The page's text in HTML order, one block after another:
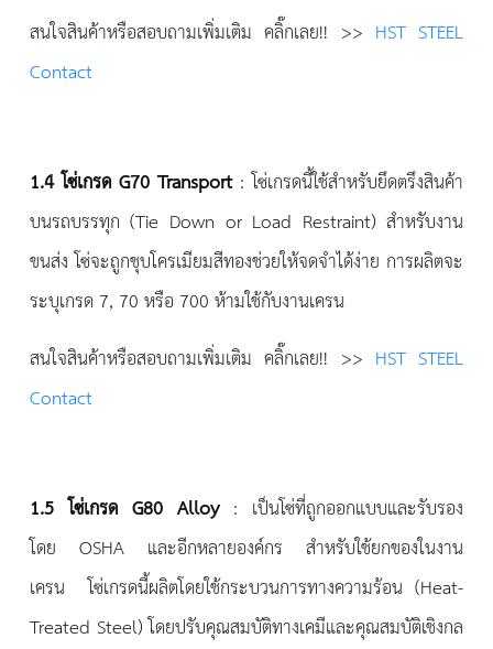
สนใจสินค้าหรือสอบถามเพิ่มเติม คลิ๊กเลย!! >> HST STEEL
Contact
1.4โซ่เกรดG70Transport: โซ่เกรดนี้ใช้สำหรับยึดตรึงสินค้า
บนรถบรรทุก (Tie Down or Load Restraint) สำหรับงาน
ขนส่ง โซ่จะถูกชุบโครเมียมสีทองช่วยให้จดจำได้ง่าย การผลิตจะ
ระบุเกรด 7, 70 หรือ 700 ห้ามใช้กับงานเครน
สนใจสินค้าหรือสอบถามเพิ่มเติม คลิ๊กเลย!! >> HST STEEL
Contact
1.5โซ่เกรดG80Alloy: เป็นโซ่ที่ถูกออกแบบและรับรอง
โดย OSHA และอีกหลายองค์กร สำหรับใช้ยกของในงาน
เครน โซ่เกรดนี้ผลิตโดยใช้กระบวนการทางความร้อน (Heat-
Treated Steel) โดยปรับคุณสมบัติทางเคมีและคุณสมบัติเชิงกล